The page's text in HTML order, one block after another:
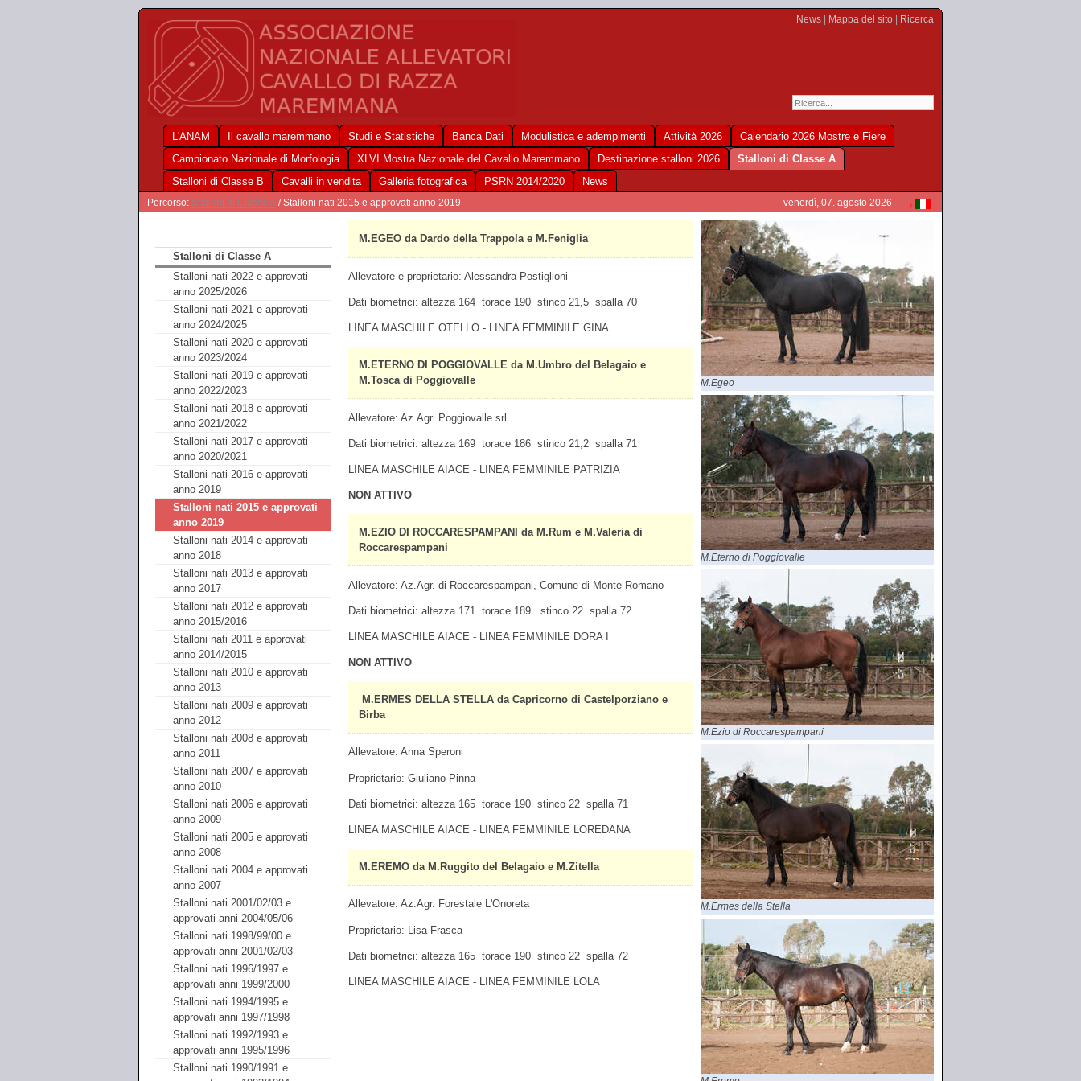
News Mappa del sito Ricerca
L'ANAM Il cavallo maremmano Studi e Statistiche Banca Dati Modulistica e adempimenti Attività 2026
Calendario 2026 Mostre e Fiere
Campionato Nazionale di Morfologia
XLVI Mostra Nazionale del Cavallo Maremmano Destinazione stalloni 2026
Stalloni di Classe A
Stalloni di Classe B
Cavalli in vendita Galleria fotografica PSRN 2014/2020 News
Percorso: Stalloni di Classe A / Stalloni nati 2015 e approvati anno 2019 venerdì, 07. agosto 2026
Stalloni di Classe A
Stalloni nati 2022 e approvati
anno 2025/2026
Stalloni nati 2021 e approvati
anno 2024/2025
Stalloni nati 2020 e approvati
anno 2023/2024
Stalloni nati 2019 e approvati
anno 2022/2023
Stalloni nati 2018 e approvati
anno 2021/2022
Stalloni nati 2017 e approvati
anno 2020/2021
Stalloni nati 2016 e approvati
anno 2019
Stalloni nati 2015 e approvati
anno 2019
Stalloni nati 2014 e approvati
anno 2018
Stalloni nati 2013 e approvati
anno 2017
Stalloni nati 2012 e approvati
anno 2015/2016
Stalloni nati 2011 e approvati
anno 2014/2015
Stalloni nati 2010 e approvati
anno 2013
Stalloni nati 2009 e approvati
anno 2012
Stalloni nati 2008 e approvati
anno 2011
Stalloni nati 2007 e approvati
anno 2010
Stalloni nati 2006 e approvati
anno 2009
Stalloni nati 2005 e approvati
anno 2008
Stalloni nati 2004 e approvati
anno 2007
Stalloni nati 2001/02/03 e
approvati anni 2004/05/06
Stalloni nati 1998/99/00 e
approvati anni 2001/02/03
Stalloni nati 1996/1997 e
approvati anni 1999/2000
Stalloni nati 1994/1995 e
approvati anni 1997/1998
Stalloni nati 1992/1993 e
approvati anni 1995/1996
Stalloni nati 1990/1991 e
M.Egeo
M.Eterno di Poggiovalle
M.Ezio di Roccarespampani
M.Ermes della Stella
M.EGEO da Dardo della Trappola e M.Feniglia
Allevatore e proprietario: Alessandra Postiglioni
Dati biometrici: altezza 164 torace 190 stinco 21,5 spalla 70
LINEA MASCHILE OTELLO - LINEA FEMMINILE GINA
M.ETERNO DI POGGIOVALLE da M.Umbro del Belagaio e
M.Tosca di Poggiovalle
Allevatore: Az.Agr. Poggiovalle srl
Dati biometrici: altezza 169 torace 186 stinco 21,2 spalla 71
LINEA MASCHILE AIACE - LINEA FEMMINILE PATRIZIA
NON ATTIVO
M.EZIO DI ROCCARESPAMPANI da M.Rum e M.Valeria di
Roccarespampani
Allevatore: Az.Agr. di Roccarespampani, Comune di Monte Romano
Dati biometrici: altezza 171 torace 189 stinco 22 spalla 72
LINEA MASCHILE AIACE - LINEA FEMMINILE DORA I
NON ATTIVO
M.ERMES DELLA STELLA da Capricorno di Castelporziano e
Birba
Allevatore: Anna Speroni
Proprietario: Giuliano Pinna
Dati biometrici: altezza 165 torace 190 stinco 22 spalla 71
LINEA MASCHILE AIACE - LINEA FEMMINILE LOREDANA
M.EREMO da M.Ruggito del Belagaio e M.Zitella
Allevatore: Az.Agr. Forestale L'Onoreta
Proprietario: Lisa Frasca
Dati biometrici: altezza 165 torace 190 stinco 22 spalla 72
LINEA MASCHILE AIACE - LINEA FEMMINILE LOLA